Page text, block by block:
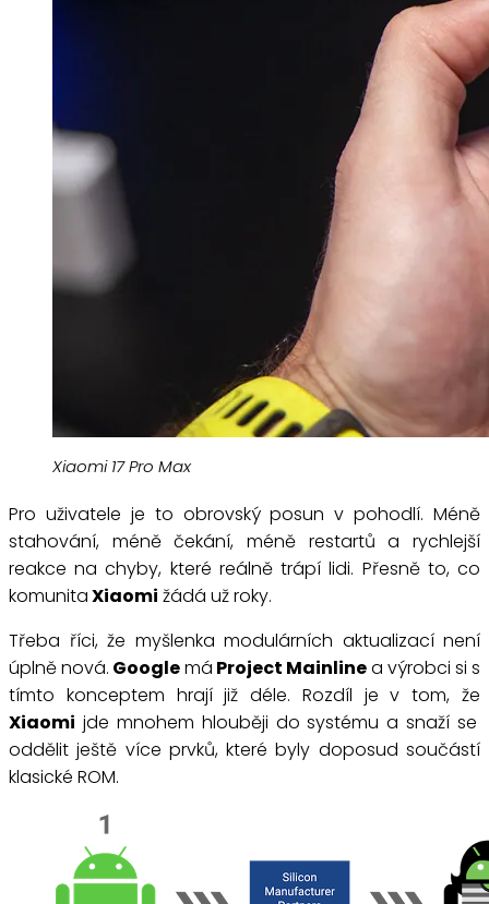
Xiaomi 17 Pro Max
Pro uživatele je to obrovský posun v pohodlí. Méně
stahování, méně čekání, méně restartů a rychlejší
reakce na chyby, které reálně trápí lidi. Přesně to, co
komunitaXiaomi žádá už roky.
Třeba říci, že myšlenka modulárních aktualizací není
úplně nová. Googlemá Project Mainlinea výrobci si s
tímto konceptem hrají již déle. Rozdíl je v tom, že
Xiaomi jde mnohem hlouběji do systému a snaží se
oddělit ještě více prvků, které byly doposud součástí
klasické ROM.